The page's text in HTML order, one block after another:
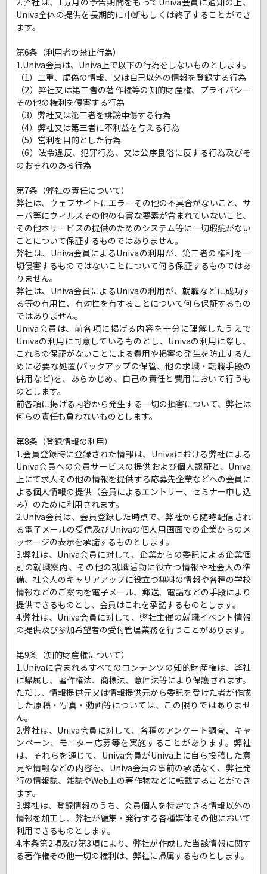
Univa全体の提供を長期的に中断もしくは終了することができ
ます。
第6条（利用者の禁止行為）
1.Univa会員は、Univa上で以下の行為をしないものとします。
（1）二重、虚偽の情報、又は自己以外の情報を登録する行為
（2）弊社又は第三者の著作権等の知的財産権、プライバシー
その他の権利を侵害する行為
（3）弊社又は第三者を誹謗中傷する行為
（4）弊社又は第三者に不利益を与える行為
（5）営利を目的とした行為
（6）法令違反、犯罪行為、又は公序良俗に反する行為及びそ
のおそれのある行為
第7条（弊社の責任について）
弊社は、ウェブサイトにエラーその他の不具合がないこと、サ
ーバ等にウィルスその他の有害な要素が含まれていないこと、
その他本サービスの提供のためのシステム等に一切瑕疵がない
ことについて保証するものではありません。
弊社は、Univa会員によるUnivaの利用が、第三者の権利を一
切侵害するものではないことについて何ら保証するものではあ
りません。
弊社は、Univa会員によるUnivaの利用が、就職などに成功す
る等の有用性、有効性を有することについて何ら保証するもの
ではありません。
Univa会員は、前各項に掲げる内容を十分に理解したうえで
Univaの利用に同意しているものとし、Univaの利用に際し、
これらの保証がないことによる費用や損害の発生を防止するた
めに必要な処置(バックアップの保管、他の求職・転職手段の
併用など)を、あらかじめ、自己の責任と費用において行うも
のとします。
前各項に掲げる内容から発生する一切の損害について、弊社は
何らの責任も負わないものとします。
第8条（登録情報の利用）
1.会員登録時に登録された情報は、Univaにおける弊社による
Univa会員への会員サービスの提供および個人認証と、Univa
上にて求人その他の情報を提供する応募先企業などへの会員に
よる個人情報の提供（会員によるエントリー、セミナー申し込
み）のために利用されます。
2.Univa会員は、会員登録した時点で、弊社から随時配信され
る電子メールの受信及びUnivaの個人用画面での企業からのメ
ッセージの表示を承諾するものとします。
3.弊社は、Univa会員に対して、企業からの委託による企業個
別の就職案内、その他の就職活動に役立つ情報や社会人の準
備、社会人のキャリアアップに役立つ無料の情報や各種の学校
情報などのご案内を電子メール、郵送、電話などの手段により
提供できるものとし、会員はこれを承諾するものとします。
4.弊社は、Univa会員に対して、弊社主催の就職イベント情報
の提供及び参加希望者の受付管理業務を行うことがあります。
第9条（知的財産権について）
1.Univaに含まれるすべてのコンテンツの知的財産権は、弊社
に帰属し、著作権法、商標法、意匠法等により保護されます。
ただし、情報提供元又は情報提供元から委託を受けた者が作成
した原稿・写真・動画等については、この限りではありませ
ん。
2.弊社は、Univa会員に対して、各種のアンケート調査、キャ
ンペーン、モニター応募等を実施することがあります。弊社
は、それらを通じて、Univa会員がUniva上に自ら投稿した意
見や情報などの内容を、Univa会員の事前の承諾なく、弊社発
行の情報誌、雑誌やWeb上の著作物などに転載することができ
ます。
3.弊社は、登録情報のうち、会員個人を特定できる情報以外の
情報を加工し、弊社が編集・発行する各種媒体その他において
利用できるものとします。
4.本条第2項及び第3項により、弊社が作成した当該情報に関す
る著作権その他一切の権利は、弊社に帰属するものとします。